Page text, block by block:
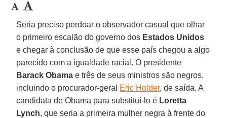
Seria preciso perdoar o observador casual que olhar
o primeiro escalão do governo dos Estados Unidos
e chegar à conclusão de que esse país chegou a algo
parecido com a igualdade racial. O presidente
Barack Obama e três de seus ministros são negros,
incluindo o procurador-geral Eric Holder, de saída. A
candidata de Obama para substituí-lo é Loretta
Lynch, que seria a primeira mulher negra à frente do